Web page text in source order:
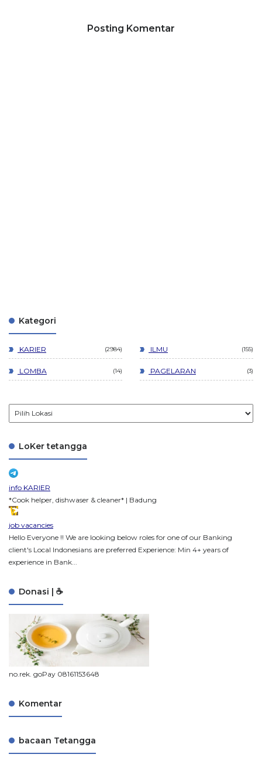
Posting Komentar
Kategori
KARIER 2984 ILMU 155
LOMBA 14 PAGELARAN 3
LoKer tetangga
info KARIER
*Cook helper, dishwaser & cleaner* | Badung
job vacancies
Hello Everyone !! We are looking below roles for one of our Banking
client's Local Indonesians are preferred Experience: Min 4+ years of
experience in Bank...
Donasi | ☕
no.rek. goPay 08161153648
Komentar
bacaan Tetangga